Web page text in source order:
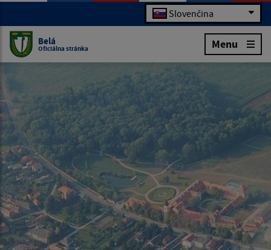
Slovenčina
Belá
Oficiálna stránka Menu